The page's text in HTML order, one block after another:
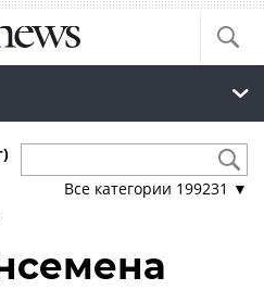
Все категории 199231 ▼